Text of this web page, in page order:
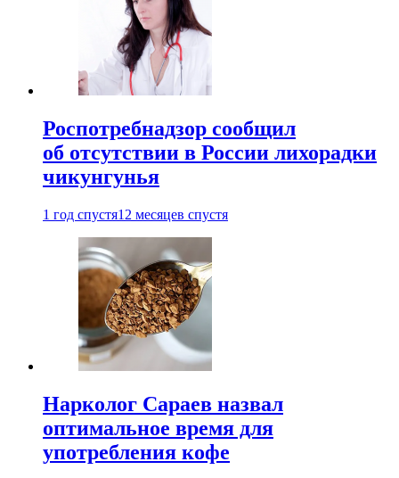
Роспотребнадзор сообщил
об отсутствии в России лихорадки
чикунгунья
1 год спустя12 месяцев спустя
Нарколог Сараев назвал
оптимальное время для
употребления кофе